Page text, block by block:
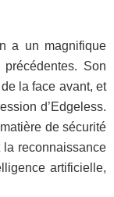
a un magnifique
Son
la face avant, et
d’Edgeless.
de sécurité
la reconnaissance
artificielle,